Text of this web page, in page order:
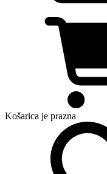
Košarica je prazna